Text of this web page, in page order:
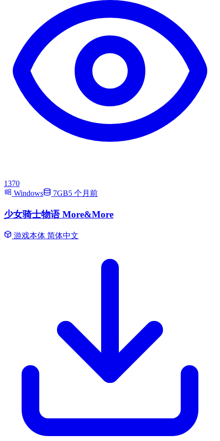
1370
Windows
7GB5 个月前
少女骑士物语 More&More
游戏本体 简体中文